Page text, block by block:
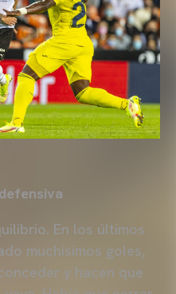
En los últimos
muchísimos goles,
y hacen que